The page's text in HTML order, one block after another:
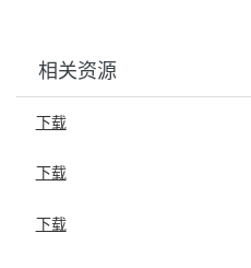
相关资源
下载
下载
下载